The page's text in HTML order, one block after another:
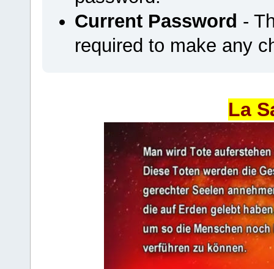
Current Password -
required to make any
La